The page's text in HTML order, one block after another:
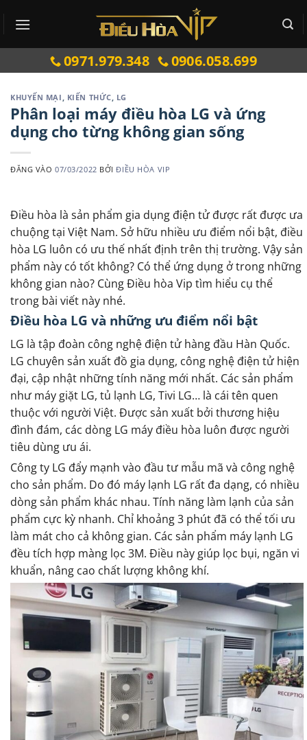
qua
0971.979.348 0906.058.699
KHUYẾN MẠI, KIẾN THỨC, LG
Phân loại máy điều hòa LG và ứng
dụng cho từng không gian sống
ĐĂNG VÀO07/03/2022 BỞIĐIỀU HÒA VIP
Điều hòa là sản phẩm gia dụng điện tử được rất được ưa
chuộng tại Việt Nam. Sở hữu nhiều ưu điểm nổi bật, điều
hòa LG luôn có ưu thế nhất định trên thị trường. Vậy sản
phẩm này có tốt không? Có thể ứng dụng ở trong những
không gian nào? Cùng Điều hòa Vip tìm hiểu cụ thể
trong bài viết này nhé.
Điều hòa LG và những ưu điểm nổi bật
LG là tập đoàn công nghệ điện tử hàng đầu Hàn Quốc.
LG chuyên sản xuất đồ gia dụng, công nghệ điện tử hiện
đại, cập nhật những tính năng mới nhất. Các sản phẩm
như máy giặt LG, tủ lạnh LG, Tivi LG… là cái tên quen
thuộc với người Việt. Được sản xuất bởi thương hiệu
đình đám, các dòng LG máy điều hòa luôn được người
tiêu dùng ưu ái.
Công ty LG đẩy mạnh vào đầu tư mẫu mã và công nghệ
cho sản phẩm. Do đó máy lạnh LG rất đa dạng, có nhiều
dòng sản phẩm khác nhau. Tính năng làm lạnh của sản
phẩm cực kỳ nhanh. Chỉ khoảng 3 phút đã có thể tối ưu
làm mát cho cả không gian. Các sản phẩm máy lạnh LG
đều tích hợp màng lọc 3M. Điều này giúp lọc bụi, ngăn vi
khuẩn, nâng cao chất lượng không khí.